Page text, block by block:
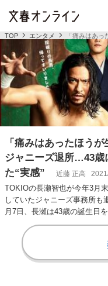
TOP エンタメ 「痛みはあ
「痛みはあったほう
ジャニーズ退所…43歳
た“実感”
近藤 正高
TOKIOの長瀬智也が今年3月
していたジャニーズ事務所も
月7日、長瀬は43歳の誕生日